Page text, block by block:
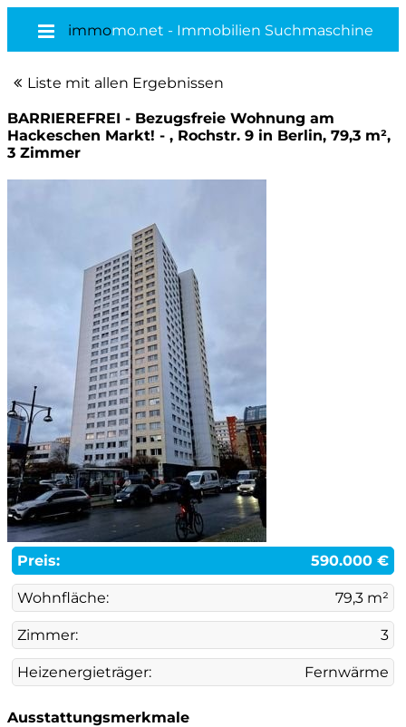
immomo.net - Immobilien Suchmaschine
Liste mit allen Ergebnissen
BARRIEREFREI - Bezugsfreie Wohnung am
Hackeschen Markt! - , Rochstr. 9 in Berlin, 79,3 m²,
3 Zimmer
Preis: 590.000 €
Wohnfläche: 79,3 m²
Zimmer: 3
Heizenergieträger: Fernwärme
Ausstattungsmerkmale